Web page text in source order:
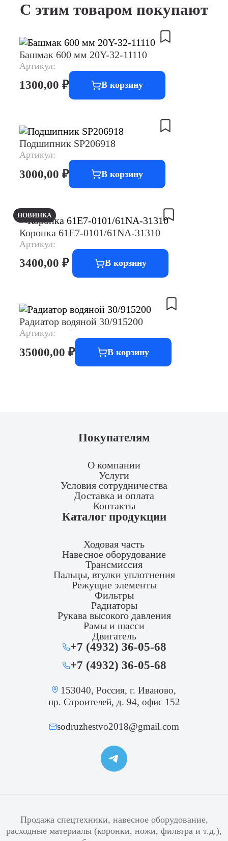
С этим товаром покупают
Башмак 600 мм 20Y-32-11110
Артикул:
1300,00₽ В корзину
Подшипник SP206918
Артикул:
3000,00₽ В корзину
НОВИНКА
Коронка 61E7-0101/61NA-31310
Артикул:
3400,00₽ В корзину
Радиатор водяной 30/915200
Артикул:
35000,00₽ В корзину
Покупателям
О компании
Услуги
Условия сотрудничества
Доставка и оплата
Контакты
Каталог продукции
Ходовая часть
Навесное оборудование
Трансмиссия
Пальцы, втулки уплотнения
Режущие элементы
Фильтры
Радиаторы
Рукава высокого давления
Рамы и шасси
Двигатель
+7 (4932) 36-05-68
+7 (4932) 36-05-68
153040, Россия, г. Иваново,
пр. Строителей, д. 94, офис 152
sodruzhestvo2018@gmail.com
Продажа спецтехники, навесное оборудование,
расходные материалы (коронки, ножи, фильтра и т.д.),